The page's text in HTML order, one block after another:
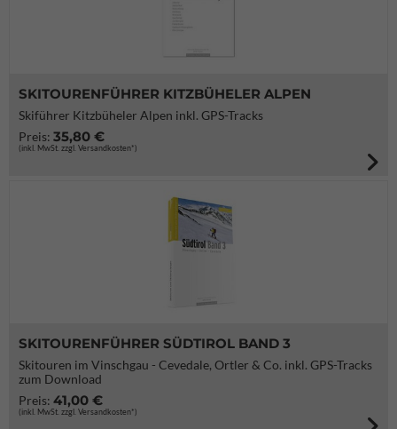
SKITOURENFÜHRER KITZBÜHELER ALPEN
Skiführer Kitzbüheler Alpen inkl. GPS-Tracks
Preis: 35,80 €
(inkl. MwSt. zzgl. Versandkosten*)
SKITOURENFÜHRER SÜDTIROL BAND 3
Skitouren im Vinschgau - Cevedale, Ortler & Co. inkl. GPS-Tracks
zum Download
Preis: 41,00 €
(inkl. MwSt. zzgl. Versandkosten*)